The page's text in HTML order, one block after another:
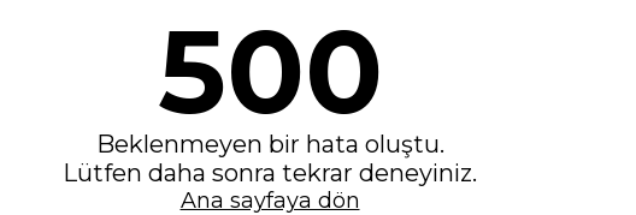
500
Beklenmeyen bir hata oluştu.
Lütfen daha sonra tekrar deneyiniz.
Ana sayfaya dön